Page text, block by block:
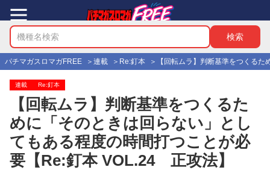
パチマガスロマガFREE 連載 Re:釘本 【回転ムラ】判断基準をつくる
連載 Re:釘本
【回転ムラ】判断基準をつくるた
めに「そのときは回らない」とし
てもある程度の時間打つことが必
要【Re:釘本 VOL.24 正攻法】